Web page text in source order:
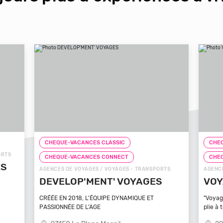
CHEQUE-VACANCES CLASSIC
CHEQUE-VACANCES CONNECT
AGENCES DE VOYAGES / VOYAGES - TRANSPORTS
VOYAGEZ VOS REVES
"Voyagez vos rêves - L'agence de voyage qui se
plie à tout
ZOOS,